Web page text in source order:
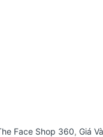
Face Shop 360, Giá